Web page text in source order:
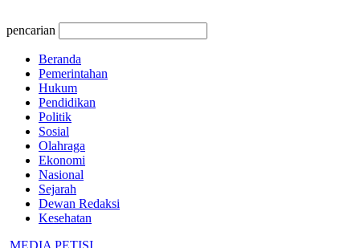
pencarian
Beranda
Pemerintahan
Hukum
Pendidikan
Politik
Sosial
Olahraga
Ekonomi
Nasional
Sejarah
Dewan Redaksi
Kesehatan
MEDIA PETISI